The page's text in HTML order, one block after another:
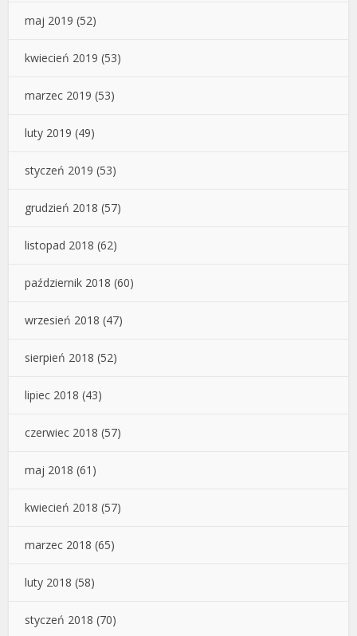
maj 2019 (52)
kwiecień 2019 (53)
marzec 2019 (53)
luty 2019 (49)
styczeń 2019 (53)
grudzień 2018 (57)
listopad 2018 (62)
październik 2018 (60)
wrzesień 2018 (47)
sierpień 2018 (52)
lipiec 2018 (43)
czerwiec 2018 (57)
maj 2018 (61)
kwiecień 2018 (57)
marzec 2018 (65)
luty 2018 (58)
styczeń 2018 (70)